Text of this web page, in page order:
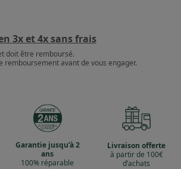
3x et 4x sans frais
doit être remboursé.
remboursement avant de vous engager.
Garantie jusqu’à 2
ans
100% réparable
Livraison offerte
à partir de 100€
d’achats